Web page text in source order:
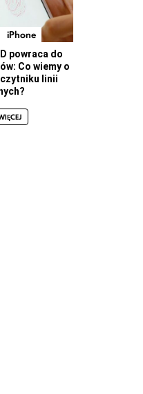
iPhone
powraca do
Co wiemy o
linii